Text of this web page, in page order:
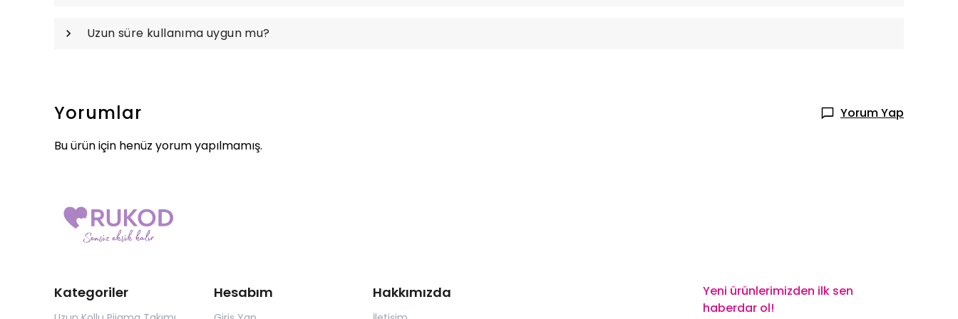
Uzun süre kullanıma uygun mu?
Yorumlar
Yorum Yap
Bu ürün için henüz yorum yapılmamış.
Kategoriler Hesabım Hakkımızda
Yeni ürünlerimizden ilk sen
haberdar ol!